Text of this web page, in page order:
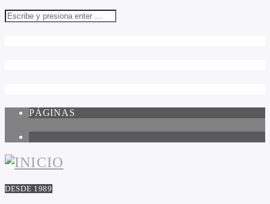
PÁGINAS
DESDE 1989